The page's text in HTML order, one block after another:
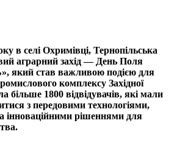
в селі Охримівці, Тернопільська
аграрний захід — День Поля
став важливою подією для
комплексу Західної
більше 1800 відвідувачів, які мали
з передовими технологіями,
інноваційними рішеннями для